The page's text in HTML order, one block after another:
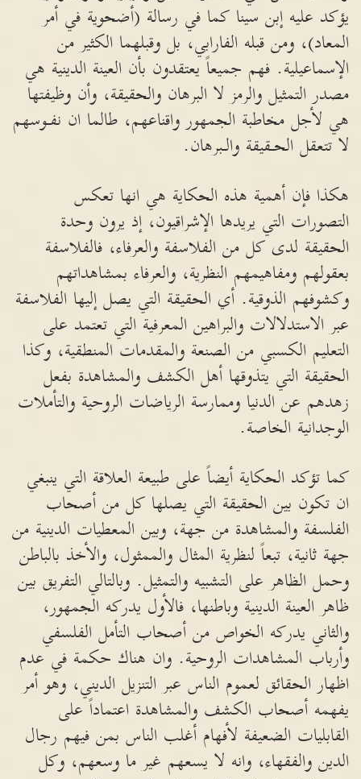
يؤكد عليه إبن سينا كما في رسالة (أضحوية في أمر
المعاد)، ومن قبله الفارابي، بل وقبلهما الكثير من
الإسماعيلية. فهم جميعاً يعتقدون بأن العينة الدينية هي
مصدر التمثيل والرمز لا البرهان والحقيقة، وأن وظيفتها
هي لأجل مخاطبة الجمهور واقناعهم، طالما ان نفـوسهم
لا تتعقل الحـقيقة والـبرهان.
هكذا فإن أهمية هذه الحكاية هي انها تعكس
التصورات التي يريدها الإشراقيون، إذ يرون وحدة
الحقيقة لدى كل من الفلاسفة والعرفاء، فالفلاسفة
بعقولهم ومفاهيمهم النظرية، والعرفاء بمشاهداتهم
وكشوفهم الذوقية. أي الحقيقة التي يصل إليها الفلاسفة
عبر الاستدلالات والبراهين المعرفية التي تعتمد على
التعليم الكسبي من الصنعة والمقدمات المنطقية، وكذا
الحقيقة التي يتذوقها أهل الكشف والمشاهدة بفعل
زهدهم عن الدنيا وممارسة الرياضات الروحية والتأملات
الوجدانية الخاصة.
كما تؤكد الحكاية أيضاً على طبيعة العلاقة التي ينبغي
ان تكون بين الحقيقة التي يصلها كل من أصحاب
الفلسفة والمشاهدة من جهة، وبين المعطيات الدينية من
جهة ثانية، تبعاً لنظرية المثال والممثول، والأخذ بالباطن
وحمل الظاهر على التشبيه والتمثيل. وبالتالي التفريق بين
ظاهر العينة الدينية وباطنها، فالأول يدركه الجمهور،
والثاني يدركه الخواص من أصحاب التأمل الفلسفي
وأرباب المشاهدات الروحية. وان هناك حكمة في عدم
اظهار الحقائق لعموم الناس عبر التنزيل الديني، وهو أمر
يفهمه أصحاب الكشف والمشاهدة اعتماداً على
القابليات الضعيفة لأفهام أغلب الناس بمن فيهم رجال
الدين والفقهاء، وانه لا يسعهم غير ما وسعهم، وكل